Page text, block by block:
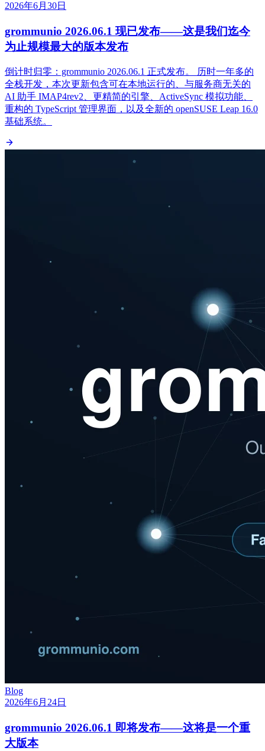
2026年6月30日
grommunio 2026.06.1 现已发布——这是我们迄今
为止规模最大的版本发布
倒计时归零：grommunio 2026.06.1 正式发布。 历时一年多的
全栈开发，本次更新包含可在本地运行的、与服务商无关的
AI 助手 IMAP4rev2、更精简的引擎、ActiveSync 模拟功能、
重构的 TypeScript 管理界面，以及全新的 openSUSE Leap 16.0
基础系统。
Blog
2026年6月24日
grommunio 2026.06.1 即将发布——这将是一个重
大版本